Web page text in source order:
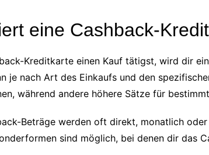
eine Cashback-
Kreditkarte einen Kauf tätigst, wird dir
je nach Art des Einkaufs und den
während andere höhere Sätze für
Beträge werden oft direkt, monatlich
sind möglich, bei denen dir das